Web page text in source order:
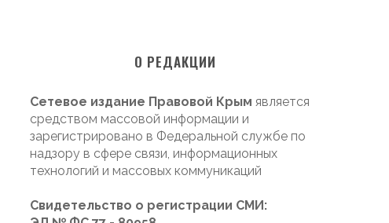
О РЕДАКЦИИ
Сетевое издание Правовой Крым является
средством массовой информации и
зарегистрировано в Федеральной службе по
надзору в сфере связи, информационных
технологий и массовых коммуникаций
Свидетельство о регистрации СМИ: